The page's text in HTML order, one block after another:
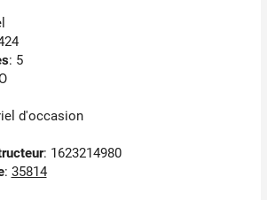
: 5
d'occasion
: 1623214980
: 35814